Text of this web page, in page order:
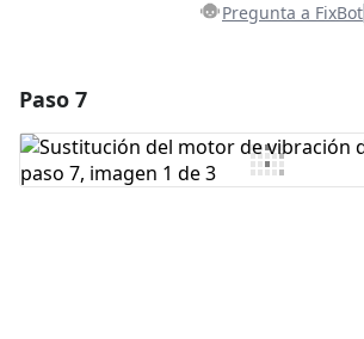
Pregunta a FixBot
Agregar Comentario
Paso 7